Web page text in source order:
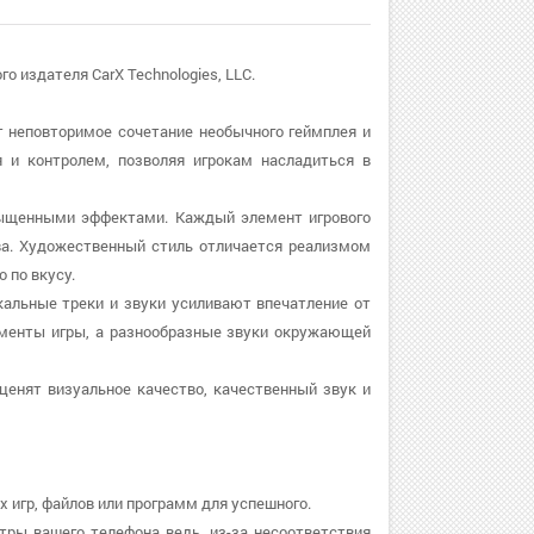
издателя CarX Technologies, LLC.
сочетание необычного геймплея и
и контролем, позволяя игрокам насладиться в
эффектами. Каждый элемент игрового
Художественный стиль отличается реализмом
по вкусу.
треки и звуки усиливают впечатление от
игры, а разнообразные звуки окружающей
визуальное качество, качественный звук и
файлов или программ для успешного.